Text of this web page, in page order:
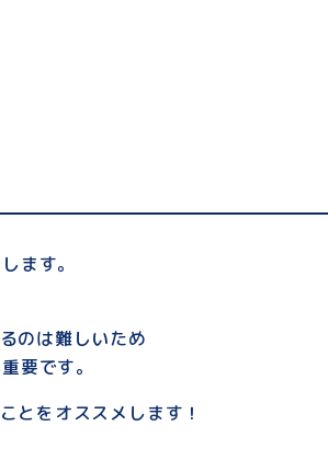
ます。
のは難しいため
要です。
とをオススメします！